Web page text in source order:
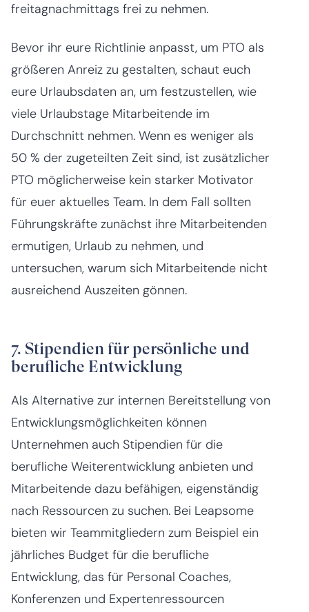
freitagnachmittags frei zu nehmen.
Bevor ihr eure Richtlinie anpasst, um PTO als
größeren Anreiz zu gestalten, schaut euch
eure Urlaubsdaten an, um festzustellen, wie
viele Urlaubstage Mitarbeitende im
Durchschnitt nehmen. Wenn es weniger als
50 % der zugeteilten Zeit sind, ist zusätzlicher
PTO möglicherweise kein starker Motivator
für euer aktuelles Team. In dem Fall sollten
Führungskräfte zunächst ihre Mitarbeitenden
ermutigen, Urlaub zu nehmen, und
untersuchen, warum sich Mitarbeitende nicht
ausreichend Auszeiten gönnen.
7. Stipendien für persönliche und
berufliche Entwicklung
Als Alternative zur internen Bereitstellung von
Entwicklungsmöglichkeiten können
Unternehmen auch Stipendien für die
berufliche Weiterentwicklung anbieten und
Mitarbeitende dazu befähigen, eigenständig
nach Ressourcen zu suchen. Bei Leapsome
bieten wir Teammitgliedern zum Beispiel ein
jährliches Budget für die berufliche
Entwicklung, das für Personal Coaches,
Konferenzen und Expertenressourcen